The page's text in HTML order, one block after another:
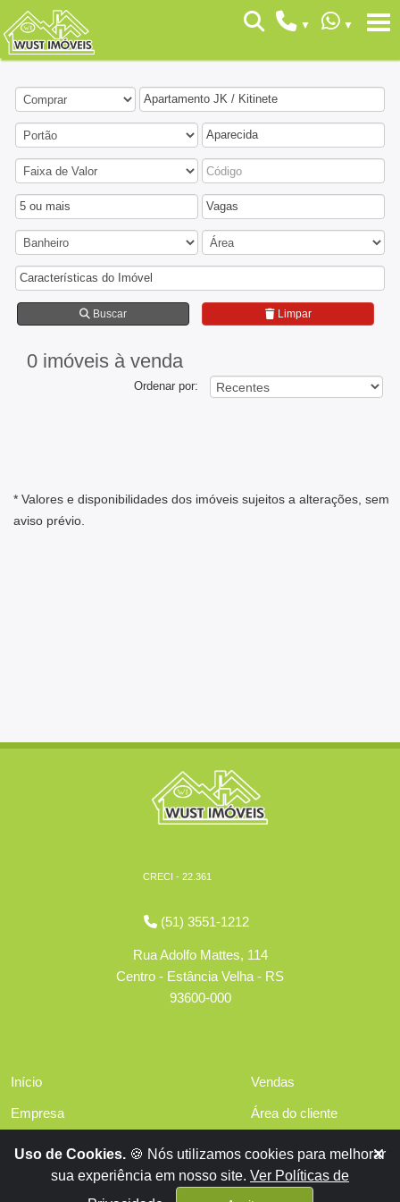
Apartamento JK / Kitinete
Aparecida
5 ou mais Vagas
Características do Imóvel
Buscar Limpar
0 imóveis à venda
Ordenar por:
* Valores e disponibilidades dos imóveis sujeitos a alterações, sem
aviso prévio.
CRECI - 22.361
(51) 3551-1212
Rua Adolfo Mattes, 114
Centro - Estância Velha - RS
93600-000
Início
Empresa
Financiamentos
Vendas
Área do cliente
Contato
Uso de Cookies. 🍪 Nós utilizamos cookies para melhorar
sua experiência em nosso site. Ver Políticas de